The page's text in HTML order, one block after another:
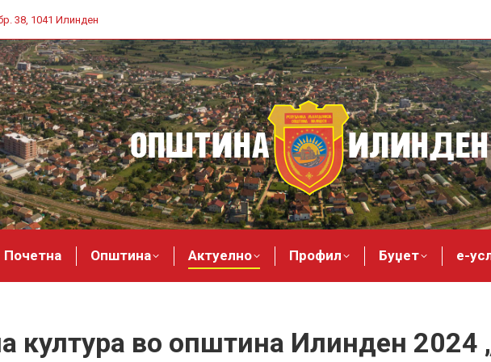
38, 1041 Илинден
Почетна Општина Актуелно Профил Буџет е-
култура во општина Илинден 2024